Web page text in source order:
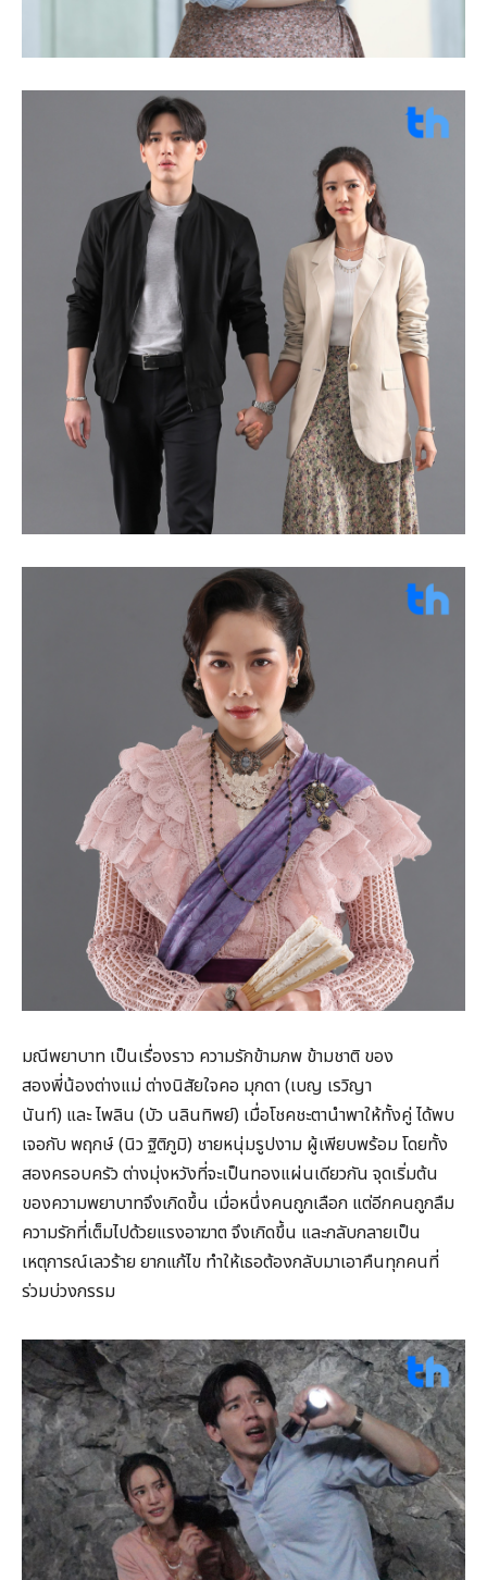
มณีพยาบาท เป็นเรื่องราว ความรักข้ามภพ ข้ามชาติ ของ
สองพี่น้องต่างแม่ ต่างนิสัยใจคอ มุกดา (เบญ เรวิญา
นันท์) และ ไพลิน (บัว นลินทิพย์) เมื่อโชคชะตานำพาให้ทั้งคู่ ได้พบ
เจอกับ พฤกษ์ (นิว ฐิติภูมิ) ชายหนุ่มรูปงาม ผู้เพียบพร้อม โดยทั้ง
สองครอบครัว ต่างมุ่งหวังที่จะเป็นทองแผ่นเดียวกัน จุดเริ่มต้น
ของความพยาบาทจึงเกิดขึ้น เมื่อหนึ่งคนถูกเลือก แต่อีกคนถูกลืม
ความรักที่เต็มไปด้วยแรงอาฆาต จึงเกิดขึ้น และกลับกลายเป็น
เหตุการณ์เลวร้าย ยากแก้ไข ทำให้เธอต้องกลับมาเอาคืนทุกคนที่
ร่วมบ่วงกรรม